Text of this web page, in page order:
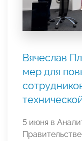
Вячеслав
мер для
5 июня в